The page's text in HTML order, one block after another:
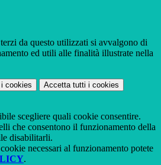
da questo utilizzati si avvalgono di
ed utili alle finalità illustrate nella
i cookies Accetta tutti i cookies
scegliere quali cookie consentire.
che consentono il funzionamento della
disabilitarli.
necessari al funzionamento potete
.